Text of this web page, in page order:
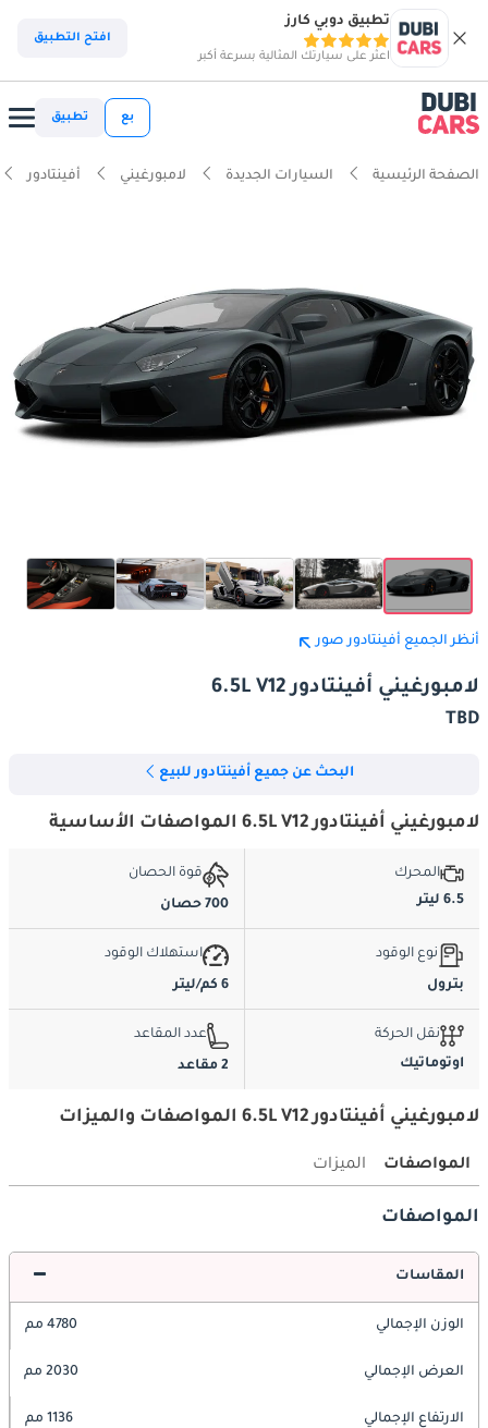
تطبيق دوبي كارز
اعثر على سيارتك المثالية بسرعة أكبر
افتح التطبيق
بع تطبيق
الصفحة الرئيسية السيارات الجديدة لامبورغيني أفينتادور
أنظر الجميع أفينتادور صور
لامبورغيني أفينتادور 6.5L V12
TBD
البحث عن جميع أفينتادور للبيع
لامبورغيني أفينتادور 6.5L V12 المواصفات الأساسية
المحرك
6.5 ليتر
قوة الحصان
700 حصان
نوع الوقود
بترول
استهلاك الوقود
6 كم/ليتر
نقل الحركة
اوتوماتيك
عدد المقاعد
2 مقاعد
لامبورغيني أفينتادور 6.5L V12 المواصفات والميزات
المواصفات الميزات
المواصفات
المقاسات
الوزن الإجمالي 4780 مم
العرض الإجمالي 2030 مم
الارتفاع الإجمالي 1136 مم